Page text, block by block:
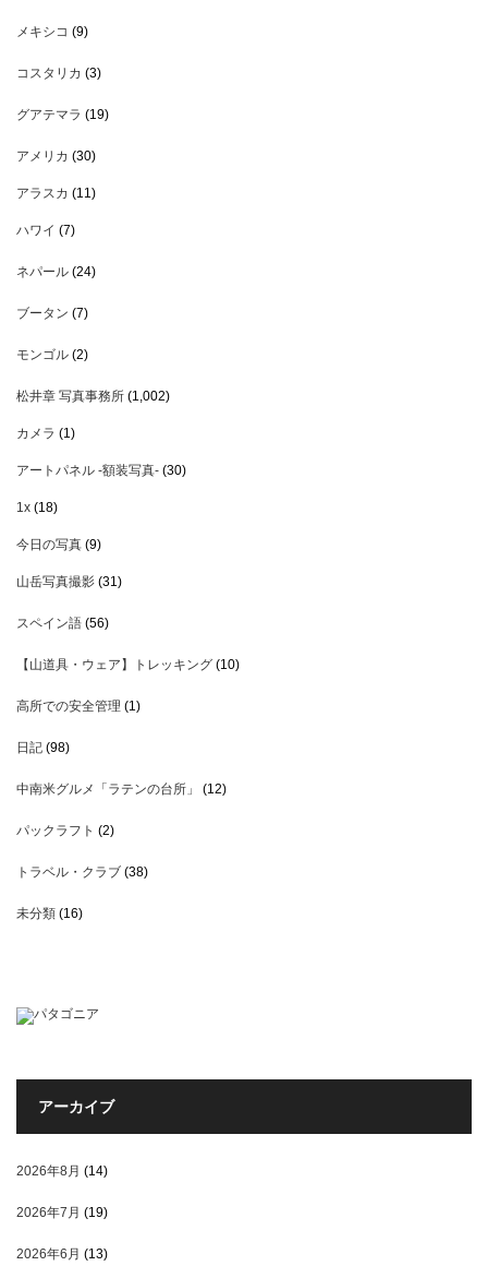
メキシコ (9)
コスタリカ (3)
グアテマラ (19)
アメリカ (30)
アラスカ (11)
ハワイ (7)
ネパール (24)
ブータン (7)
モンゴル (2)
松井章 写真事務所 (1,002)
カメラ (1)
アートパネル -額装写真- (30)
1x (18)
今日の写真 (9)
山岳写真撮影 (31)
スペイン語 (56)
【山道具・ウェア】トレッキング (10)
高所での安全管理 (1)
日記 (98)
中南米グルメ「ラテンの台所」 (12)
パックラフト (2)
トラベル・クラブ (38)
未分類 (16)
アーカイブ
2026年8月 (14)
2026年7月 (19)
2026年6月 (13)